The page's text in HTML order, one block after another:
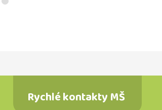
Rychlé kontakty MŠ